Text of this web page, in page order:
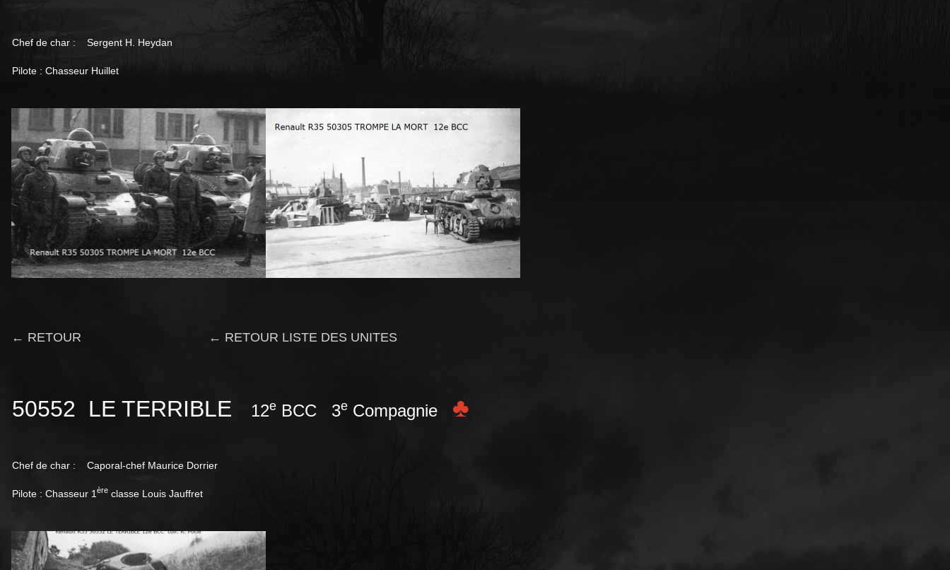
Chef de char : Sergent H. Heydan
Pilote : Chasseur Huillet
← RETOUR ← RETOUR LISTE DES UNITES
50552 LE TERRIBLE 12e BCC 3e Compagnie ♣
Chef de char : Caporal-chef Maurice Dorrier
Pilote : Chasseur 1 ère classe Louis Jauffret